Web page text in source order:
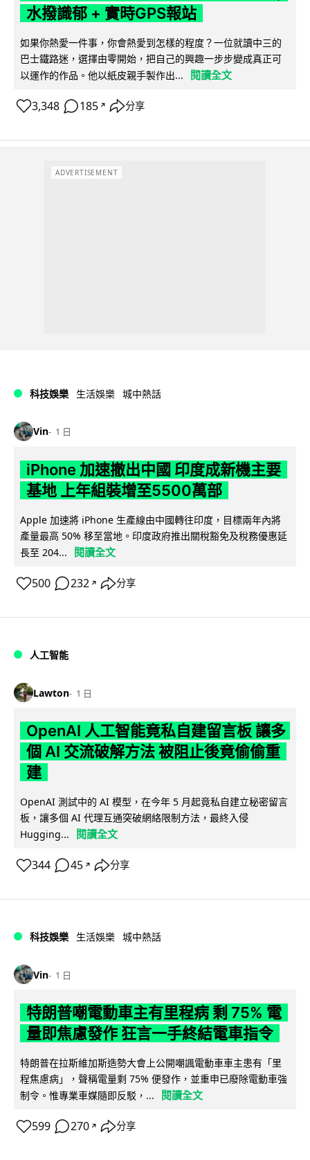
水撥識郁 + 實時GPS報站
如果你熱愛一件事，你會熱愛到怎樣的程度？一位就讀中三的
巴士鐵路迷，選擇由零開始，把自己的興趣一步步變成真正可
以運作的作品。他以紙皮親手製作出...
閱讀全文
3,348 185 ↗ 分享
ADVERTISEMENT
科技娛樂 生活娛樂 城中熱話
Vin 1 日
iPhone 加速撤出中國 印度成新機主要
基地 上年組裝增至5500萬部
Apple 加速將 iPhone 生產線由中國轉往印度，目標兩年內將
產量最高 50% 移至當地。印度政府推出關稅豁免及稅務優惠延
長至 204...
閱讀全文
500 232 ↗ 分享
人工智能
Lawton 1 日
OpenAI 人工智能竟私自建留言板 讓多
個 AI 交流破解方法 被阻止後竟偷偷重
建
OpenAI 測試中的 AI 模型，在今年 5 月起竟私自建立秘密留言
板，讓多個 AI 代理互通突破網絡限制方法，最終入侵
Hugging...
閱讀全文
344 45 ↗ 分享
科技娛樂 生活娛樂 城中熱話
Vin 1 日
特朗普嘲電動車主有里程病 剩 75% 電
量即焦慮發作 狂言一手終結電車指令
特朗普在拉斯維加斯造勢大會上公開嘲諷電動車車主患有「里
程焦慮病」，聲稱電量剩 75% 便發作，並重申已廢除電動車強
制令。惟專業車媒隨即反駁，...
閱讀全文
599 270 ↗ 分享